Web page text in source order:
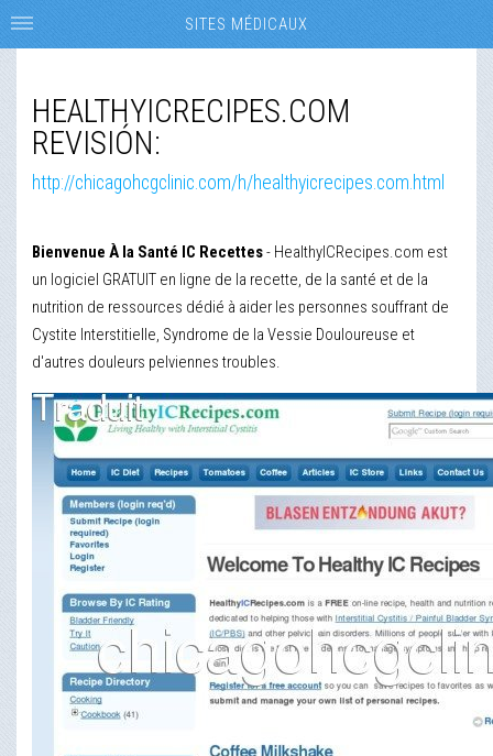
HEALTHYICRECIPES.COM
REVISIÓN:
http://chicagohcgclinic.com/h/healthyicrecipes.com.html
Bienvenue À la Santé IC Recettes- HealthyICRecipes.com est
un logiciel GRATUIT en ligne de la recette, de la santé et de la
nutrition de ressources dédié à aider les personnes souffrant de
Cystite Interstitielle, Syndrome de la Vessie Douloureuse et
d'autres douleurs pelviennes troubles.
SITES MÉDICAUX